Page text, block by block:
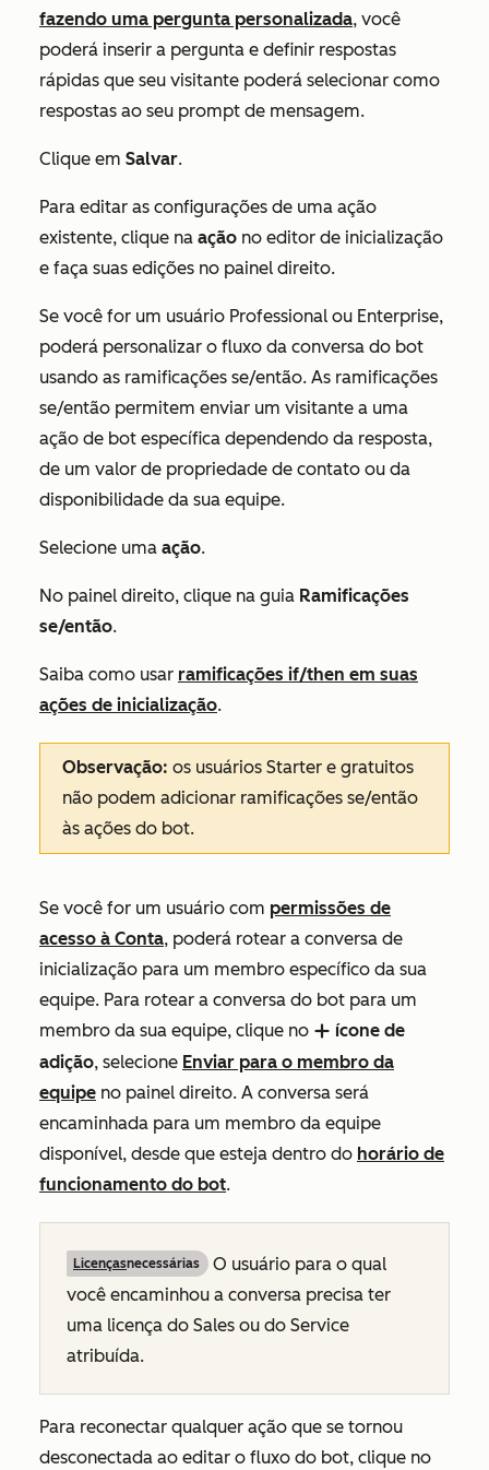
fazendo uma pergunta personalizada, você
poderá inserir a pergunta e definir respostas
rápidas que seu visitante poderá selecionar como
respostas ao seu prompt de mensagem.
Clique em Salvar.
Para editar as configurações de uma ação
existente, clique na ação no editor de inicialização
e faça suas edições no painel direito.
Se você for um usuário Professional ou Enterprise,
poderá personalizar o fluxo da conversa do bot
usando as ramificações se/então. As ramificações
se/então permitem enviar um visitante a uma
ação de bot específica dependendo da resposta,
de um valor de propriedade de contato ou da
disponibilidade da sua equipe.
Selecione uma ação.
No painel direito, clique na guia Ramificações
se/então.
Saiba como usar ramificações if/then em suas
ações de inicialização.
Observação: os usuários Starter e gratuitos
não podem adicionar ramificações se/então
às ações do bot.
Se você for um usuário com permissões de
acesso à Conta, poderá rotear a conversa de
inicialização para um membro específico da sua
equipe. Para rotear a conversa do bot para um
membro da sua equipe, clique no add ícone de
adição, selecione Enviar para o membro da
equipe no painel direito. A conversa será
encaminhada para um membro da equipe
disponível, desde que esteja dentro do horário de
funcionamento do bot.
Licençasnecessárias
O usuário para o qual
você encaminhou a conversa precisa ter
uma licença do Sales ou do Service
atribuída.
Para reconectar qualquer ação que se tornou
desconectada ao editar o fluxo do bot, clique no